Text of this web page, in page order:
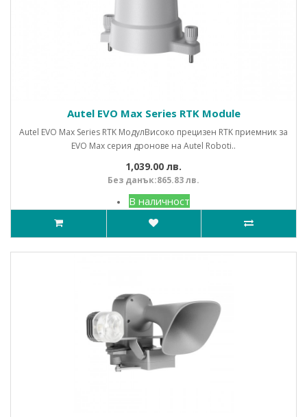
Autel EVO Max Series RTK Module
Autel EVO Max Series RTK Модул Високо прецизен RTK приемник за
EVO Max серия дронове на Autel Roboti..
1,039.00 лв.
Без данък:865.83 лв.
В наличност